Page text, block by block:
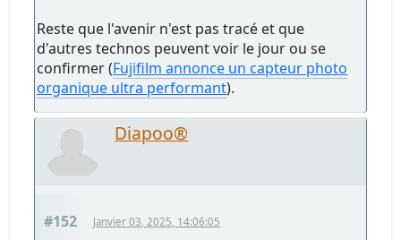
Reste que l'avenir n'est pas tracé et que
d'autres technos peuvent voir le jour ou se
confirmer (Fujifilm annonce un capteur photo
organique ultra performant).
Diapoo®
#152 Janvier 03, 2025, 14:06:05